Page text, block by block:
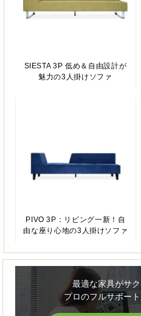
SIESTA 3P 低め＆自由設計が
魅力の3人掛けソファ
PIVO 3P：リビング一新！自
由な座り心地の3人掛けソファ
最適な家具がサ
プロのフルサポー